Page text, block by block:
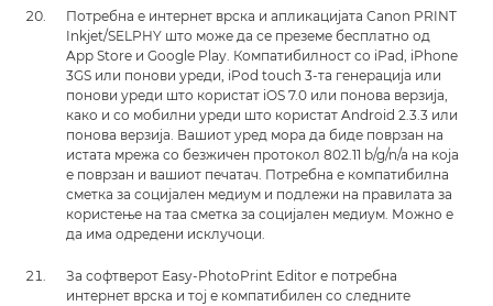
Потребна е интернет врска и апликацијата Canon PRINT
Inkjet/SELPHY што може да се преземе бесплатно од
App Store и Google Play. Компатибилност со iPad, iPhone
3GS или понови уреди, iPod touch 3-та генерација или
понови уреди што користат iOS 7.0 или понова верзија,
како и со мобилни уреди што користат Android 2.3.3 или
понова верзија. Вашиот уред мора да биде поврзан на
истата мрежа со безжичен протокол 802.11 b/g/n/a на која
е поврзан и вашиот печатач. Потребна е компатибилна
сметка за социјален медиум и подлежи на правилата за
користење на таа сметка за социјален медиум. Можно е
да има одредени исклучоци.
За софтверот Easy-PhotoPrint Editor е потребна
интернет врска и тој е компатибилен со следните